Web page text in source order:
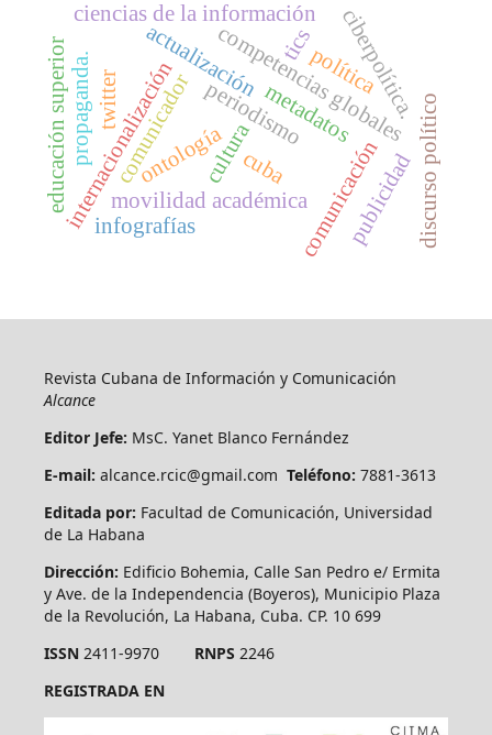
cuba
periodismo
actualización política
comunicación
internacionalización
ciencias de la información
movilidad académica
competencias globales
educación superior comunicador
publicidad
propaganda. ontología
metadatos
cultura discurso político
twitter ciberpolítica.
tics
infografías
Revista Cubana de Información y Comunicación
Alcance
Editor Jefe: MsC. Yanet Blanco Fernández
E-mail: alcance.rcic@gmail.com Teléfono: 7881-3613
Editada por: Facultad de Comunicación, Universidad
de La Habana
Dirección: Edificio Bohemia, Calle San Pedro e/ Ermita
y Ave. de la Independencia (Boyeros), Municipio Plaza
de la Revolución, La Habana, Cuba. CP. 10 699
ISSN2411-9970 RNPS 2246
REGISTRADA EN